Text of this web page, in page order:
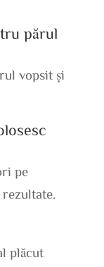
părul
vopsit și
pe
plăcut